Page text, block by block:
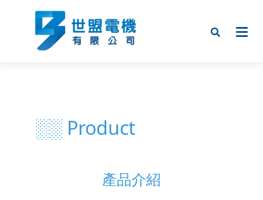
░░ Product
產品介紹